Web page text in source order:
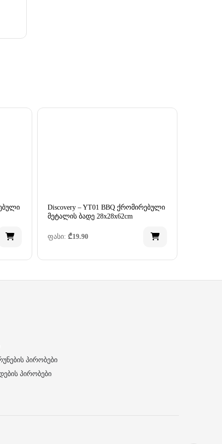
Discovery – YT01 BBQ ქრომირებული
მეტალის ბადე 28x28x62cm
ფასი: ₾19.90
პირობები
პირობები